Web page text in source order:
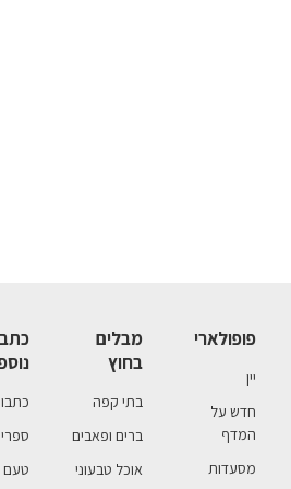
פופולארי
יין
חדש על
המדף
מסעדות
מבלים
בחוץ
בתי קפה
ברים ופאבים
אוכל טבעוני
טעם